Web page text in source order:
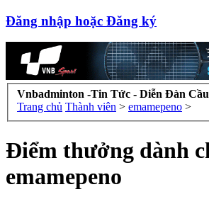
Đăng nhập hoặc Đăng ký
Vnbadminton -Tin Tức - Diễn Đàn
Trang chủ Thành viên > emamepeno >
Điểm thưởng dành
emamepeno